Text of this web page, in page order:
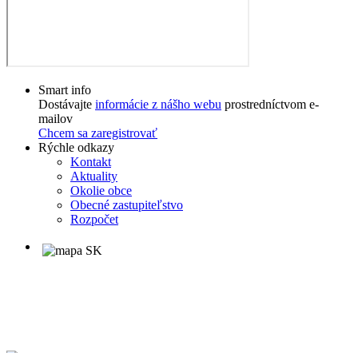
Smart info
Dostávajte informácie z nášho webu prostredníctvom e-
mailov
Chcem sa zaregistrovať
Rýchle odkazy
Kontakt
Aktuality
Okolie obce
Obecné zastupiteľstvo
Rozpočet